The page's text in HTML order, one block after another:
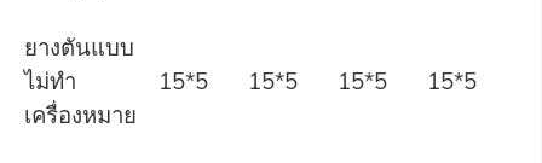
ยางตันแบบ
ไม่ทำ
เครื่องหมาย
15*5 15*5 15*5 15*5